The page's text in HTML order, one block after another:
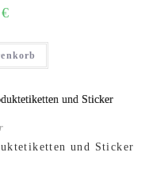
€
und Sticker